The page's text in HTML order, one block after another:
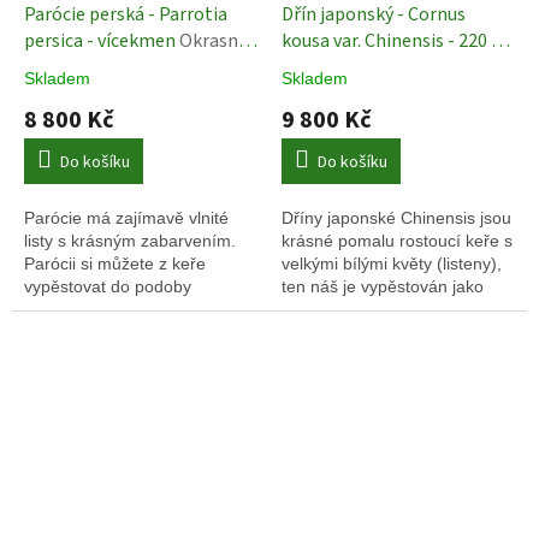
Parócie perská - Parrotia
persica - vícekmenOkrasné
stromy
Skladem
8 800 Kč
Do košíku
Parócie má zajímavě vlnité
listy s krásným zabarvením.
Parócii si můžete z keře
vypěstovat do podoby
vícekmene a to postupným
Dřín japonský - Cornus
kousa var. Chinensis - 220 -
250 cm vícekmen
Skladem
9 800 Kč
Do košíku
Dříny japonské Chinensis jsou
krásné pomalu rostoucí keře s
velkými bílými květy (listeny),
ten náš je vypěstován jako
vícekmen.